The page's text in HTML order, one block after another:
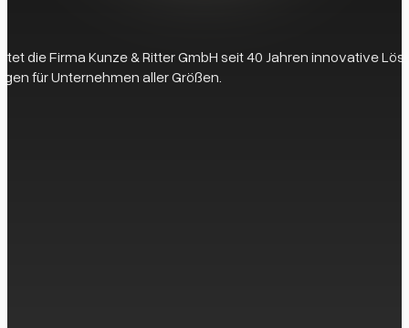
die Firma Kunze & Ritter GmbH seit 40 Jahren innovative
für Unternehmen aller Größen.